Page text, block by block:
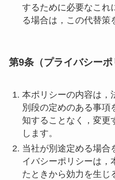
するために必要なこれ
る場合は，この代替策
第9条（プライバシーポ
本ポリシーの内容は，
別段の定めのある事項
知することなく，変更
します。
当社が別途定める場合
イバシーポリシーは，
たときから効力を生じ